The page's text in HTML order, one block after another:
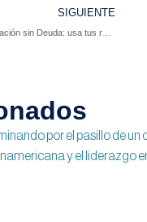
SIGUIENTE
Capitalización sin Deuda: usa tus recursos y un intercambio inteligente